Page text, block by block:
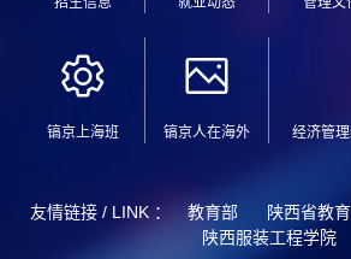
镐京上海班 镐京人在海外 经济管
友情链接 / LINK ： 教育部 陕西省教
陕西服装工程学院